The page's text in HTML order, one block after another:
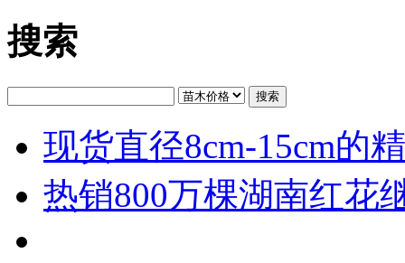
搜索
搜索
现货直径8cm-15cm的
热销800万棵湖南红花